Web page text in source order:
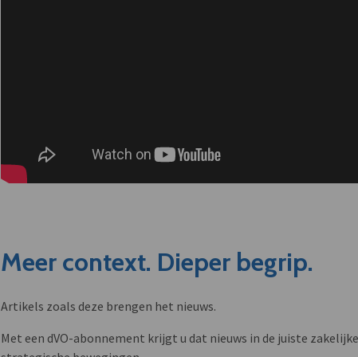
Meer context. Dieper begrip.
Artikels zoals deze brengen het nieuws.
Met een dVO-abonnement krijgt u dat nieuws in de juiste